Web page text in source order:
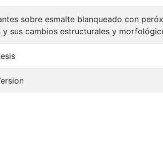
sobre esmalte blanqueado con
sus cambios estructurales y